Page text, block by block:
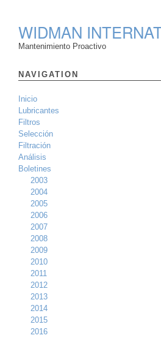
WIDMAN
Mantenimiento Proactivo
NAVIGATION
Inicio
Lubricantes
Filtros
Selección
Filtración
Análisis
Boletines
2003
2004
2005
2006
2007
2008
2009
2010
2011
2012
2013
2014
2015
2016